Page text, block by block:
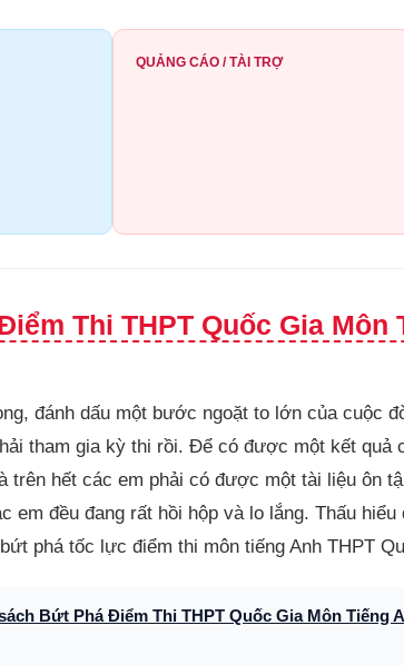
QUẢNG CÁO / TÀI TRỢ
Thi THPT Quốc Gia Môn
đánh dấu một bước ngoặt to lớn của cuộc
tham gia kỳ thi rồi. Để có được một kết quả
trên hết các em phải có được một tài liệu ôn
đều đang rất hồi hộp và lo lắng. Thấu
phá tốc lực điểm thi môn tiếng Anh THPT
Bứt Phá Điểm Thi THPT Quốc Gia Môn Tiếng